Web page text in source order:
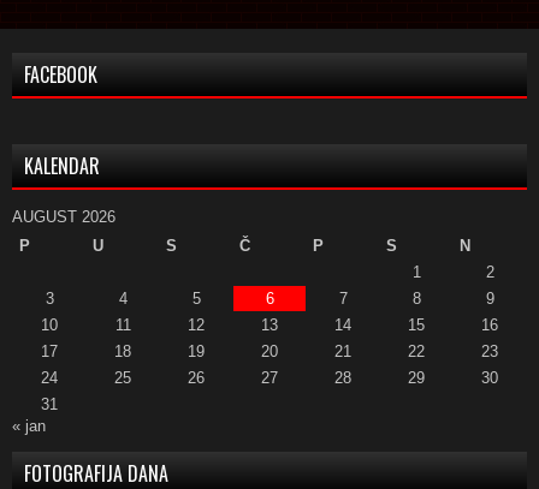
FACEBOOK
KALENDAR
AUGUST 2026
P
U S Č P S
N
1
2
3
4 5 6 7 8
9
10
11 12 13 14 15
16
17
18 19 20 21 22
23
24
25 26 27 28 29
30
31
« jan
FOTOGRAFIJA DANA